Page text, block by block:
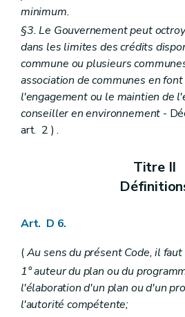
Art. D 58
Art. D 59
Art. D 60
Art. D 61
Chapitre III
Système d'évaluation des
Art. D 62
Art. D 63
Art. D 64
Art. D 65
Art. D 66
Art. D 67
Art. D 74
Art. D 76
Art. D 77
Chapitre IV
Dispositions
Art. D 78
Chapitre V Dispositions
minimum.
§3. Le Gouvernement peut
dans les limites des crédits
commune ou plusieurs
association de communes en
l'engagement ou le maintien de
conseiller en environnement -
art. 2 ) .
Titre II
Art. D 6.
(Au sens du présent Code, il
1° auteur du plan ou du
l'élaboration d'un plan ou d'un
l'autorité compétente;